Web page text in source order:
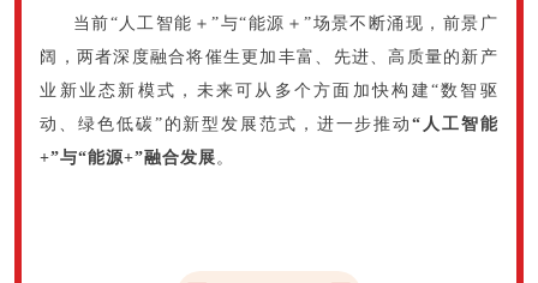
当前“人工智能＋”与“能源＋”场景不断涌现，前景广
阔，两者深度融合将催生更加丰富、先进、高质量的新产
业新业态新模式，未来可从多个方面加快构建“数智驱
动、绿色低碳”的新型发展范式，进一步推动“人工智能
+”与“能源+”融合发展。